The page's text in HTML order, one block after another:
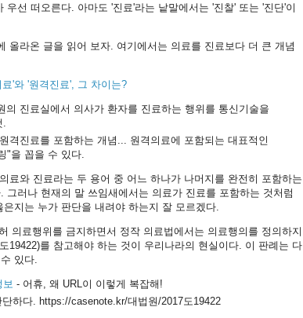
우선 떠오른다. 아마도 '진료'라는 낱말에서는 '진찰' 또는 '진단'이
올라온 글을 읽어 보자. 여기에서는 의료를 진료보다 더 큰 개념
'와 '원격진료', 그 차이는?
의 진료실에서 의사가 환자를 진료하는 행위를 통신기술을
.
격진료를 포함하는 개념... 원격의료에 포함되는 대표적인
"을 꼽을 수 있다.
료와 진료라는 두 용어 중 어느 하나가 나머지를 완전히 포함하는
그러나 현재의 말 쓰임새에서는 의료가 진료를 포함하는 것처럼
지는 누가 판단을 내려야 하는지 잘 모르겠다.
의료행위를 금지하면서 정작 의료법에서는 의료행의를 정의하지
19422)를 참고해야 하는 것이 우리나라의 현실이다. 이 판례는 다
있다.
보 - 어휴, 왜 URL이 이렇게 복잡해!
하다. https://casenote.kr/대법원/2017도19422